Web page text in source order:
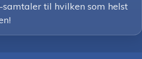
til hvilken som helst